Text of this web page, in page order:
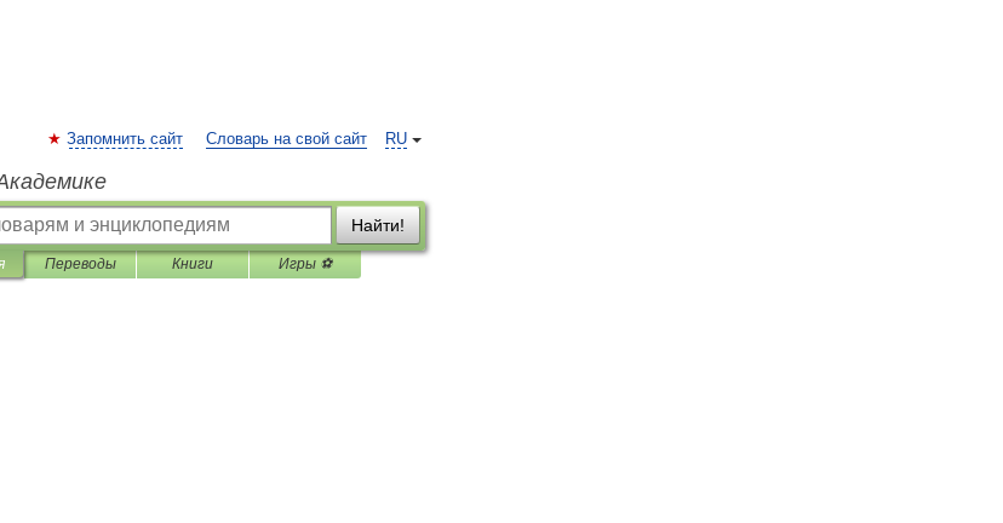
RU
Запомнить сайт Словарь на свой сайт
Найти!
Переводы Книги Игры ⚽